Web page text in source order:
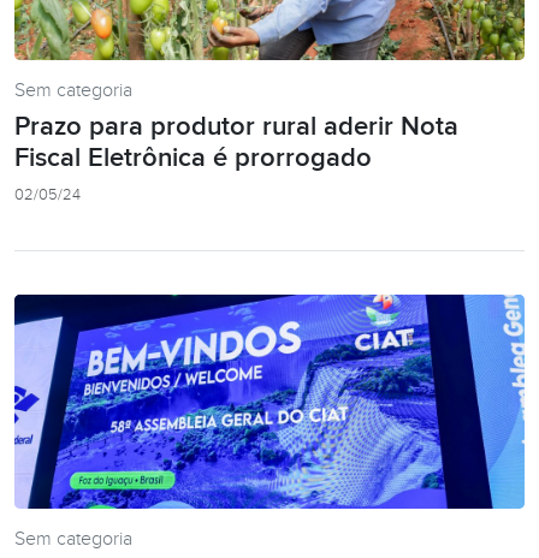
Sem categoria
Prazo para produtor rural aderir Nota
Fiscal Eletrônica é prorrogado
02/05/24
Sem categoria